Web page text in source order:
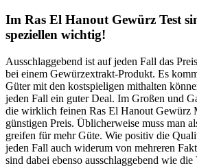
Im Ras El Hanout Gewürz Test
speziellen wichtig!
Ausschlaggebend ist auf jeden Fall das
bei einem Gewürzextrakt-Produkt. Es
Güter mit den kostspieligen mithalten
jeden Fall ein guter Deal. Im Großen und
die wirklich feinen Ras El Hanout Gewürz
günstigen Preis. Üblicherweise muss man
greifen für mehr Güte. Wie positiv die
jeden Fall auch widerum von mehreren
sind dabei ebenso ausschlaggebend wie die